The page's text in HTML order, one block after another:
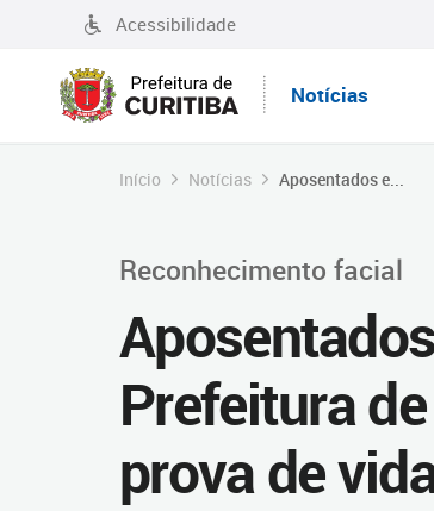
Acessibilidade
Notícias
Início Notícias Aposentados e...
Reconhecimento facial
Prefeitura
prova de